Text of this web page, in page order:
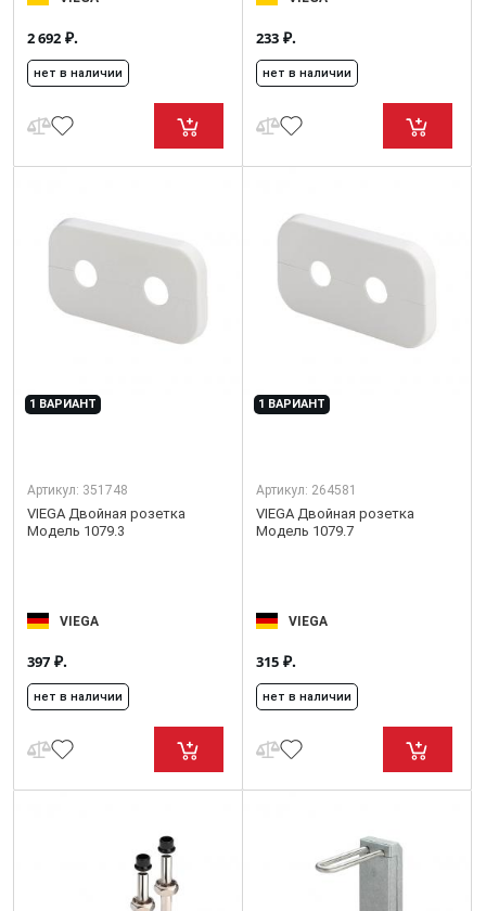
2 692 ₽.
нет в наличии
233 ₽.
нет в наличии
1 ВАРИАНТ
Артикул: 351748
VIEGA Двойная розетка
Модель 1079.3
VIEGA
397 ₽.
нет в наличии
1 ВАРИАНТ
Артикул: 264581
VIEGA Двойная розетка
Модель 1079.7
VIEGA
315 ₽.
нет в наличии